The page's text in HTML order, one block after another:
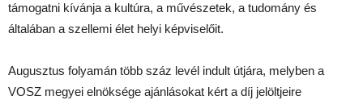
támogatni kívánja a kultúra, a művészetek, a tudomány és
általában a szellemi élet helyi képviselőit.
Augusztus folyamán több száz levél indult útjára, melyben a
VOSZ megyei elnöksége ajánlásokat kért a díj jelöltjeire